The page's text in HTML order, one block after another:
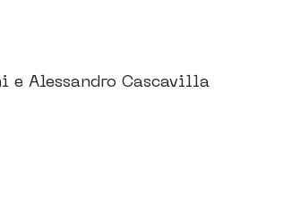
Alessandro Cascavilla